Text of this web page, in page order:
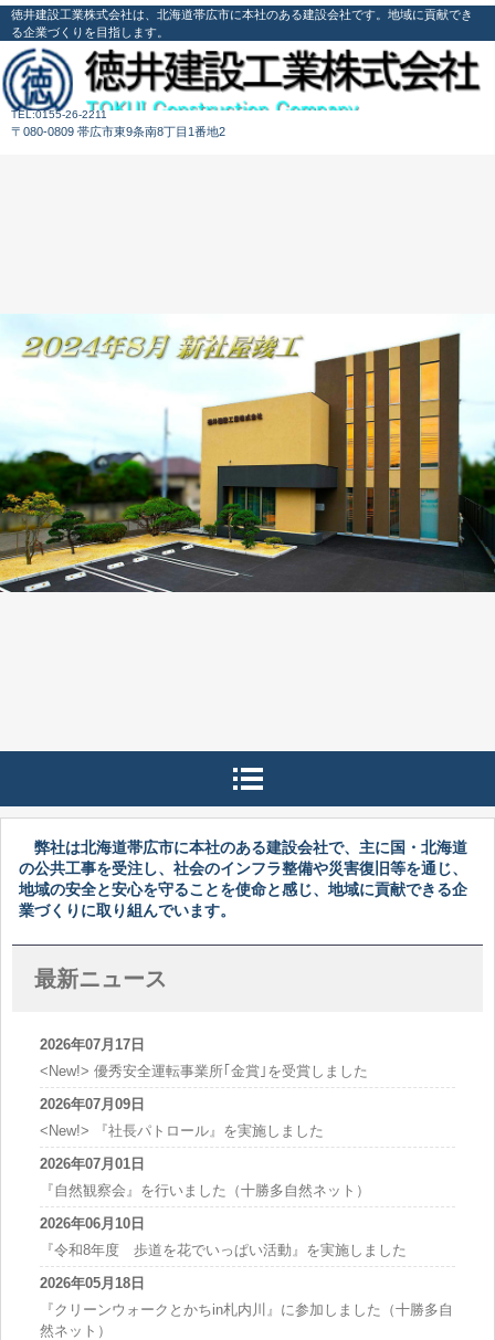
徳井建設工業株式会社は、北海道帯広市に本社のある建設会社です。地域に貢献でき
る企業づくりを目指します。
TEL:0155-26-2211
〒080-0809 帯広市東9条南8丁目1番地2
弊社は北海道帯広市に本社のある建設会社で、主に国・北海道
の公共工事を受注し、社会のインフラ整備や災害復旧等を通じ、
地域の安全と安心を守ることを使命と感じ、地域に貢献できる企
業づくりに取り組んでいます。
最新ニュース
2026年07月17日
<New!> 優秀安全運転事業所｢金賞｣を受賞しました
2026年07月09日
<New!> 『社長パトロール』を実施しました
2026年07月01日
『自然観察会』を行いました（十勝多自然ネット）
2026年06月10日
『令和8年度 歩道を花でいっぱい活動』を実施しました
2026年05月18日
『クリーンウォークとかちin札内川』に参加しました（十勝多自
然ネット）